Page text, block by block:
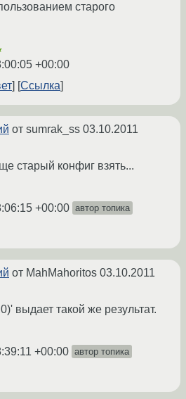
старого
+00:00
Ссылка
от sumrak_ss 03.10.2011
старый конфиг взять...
+00:00 автор топика
от MahMahoritos 03.10.2011
выдает такой же результат.
+00:00 автор топика